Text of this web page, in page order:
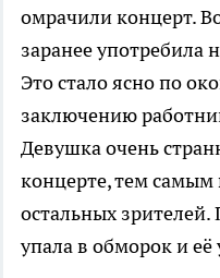
омрачили концерт.
заранее употребила
Это стало ясно по
заключению
Девушка очень
концерте, тем самым
остальных
упала в обморок и её